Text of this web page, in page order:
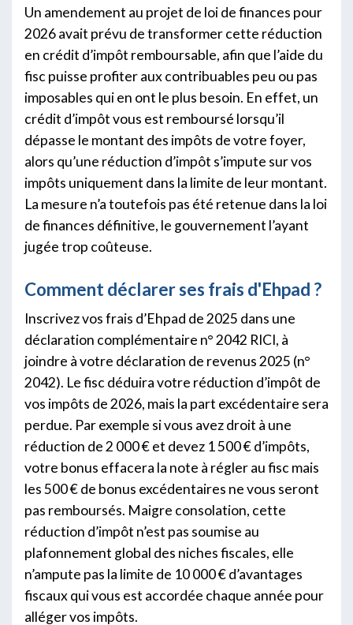
Un amendement au projet de loi de finances pour
2026 avait prévu de transformer cette réduction
en crédit d’impôt remboursable, afin que l’aide du
fisc puisse profiter aux contribuables peu ou pas
imposables qui en ont le plus besoin. En effet, un
crédit d’impôt vous est remboursé lorsqu’il
dépasse le montant des impôts de votre foyer,
alors qu’une réduction d’impôt s’impute sur vos
impôts uniquement dans la limite de leur montant.
La mesure n’a toutefois pas été retenue dans la loi
de finances définitive, le gouvernement l’ayant
jugée trop coûteuse.
Comment déclarer ses frais d'Ehpad ?
Inscrivez vos frais d’Ehpad de 2025 dans une
déclaration complémentaire n° 2042 RICI, à
joindre à votre déclaration de revenus 2025 (n°
2042). Le fisc déduira votre réduction d’impôt de
vos impôts de 2026, mais la part excédentaire sera
perdue. Par exemple si vous avez droit à une
réduction de 2 000 € et devez 1 500 € d’impôts,
votre bonus effacera la note à régler au fisc mais
les 500 € de bonus excédentaires ne vous seront
pas remboursés. Maigre consolation, cette
réduction d’impôt n’est pas soumise au
plafonnement global des niches fiscales, elle
n’ampute pas la limite de 10 000 € d’avantages
fiscaux qui vous est accordée chaque année pour
alléger vos impôts.